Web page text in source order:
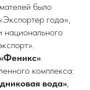
было
года»,
национального
.
комплекса:
вода»,